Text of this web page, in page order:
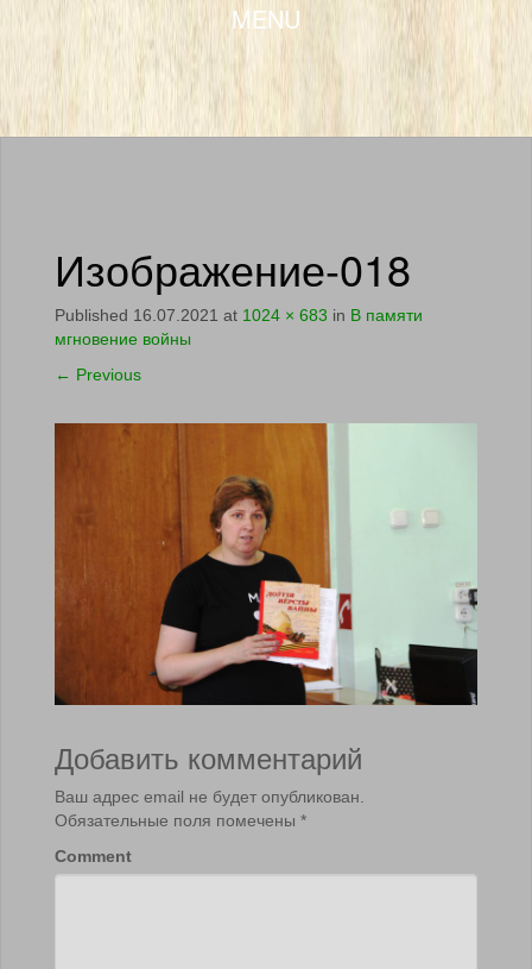
MENU
SKIP TO CONTENT
Изображение-018
Published 16.07.2021 at 1024 × 683 in В памяти
мгновение войны
← Previous
Добавить комментарий
Ваш адрес email не будет опубликован.
Обязательные поля помечены *
Comment